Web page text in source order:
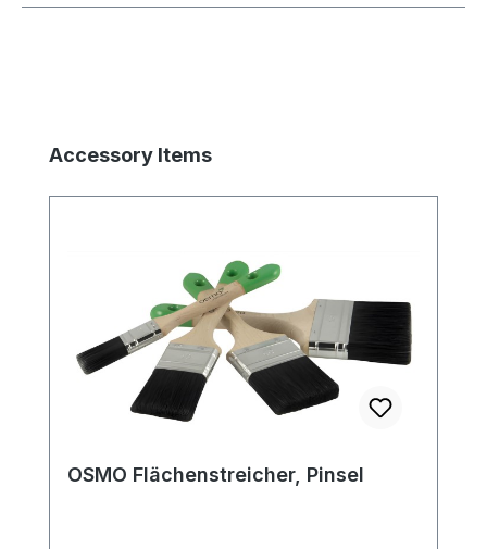
Produktgalerie überspringen
Accessory Items
OSMO Flächenstreicher, Pinsel